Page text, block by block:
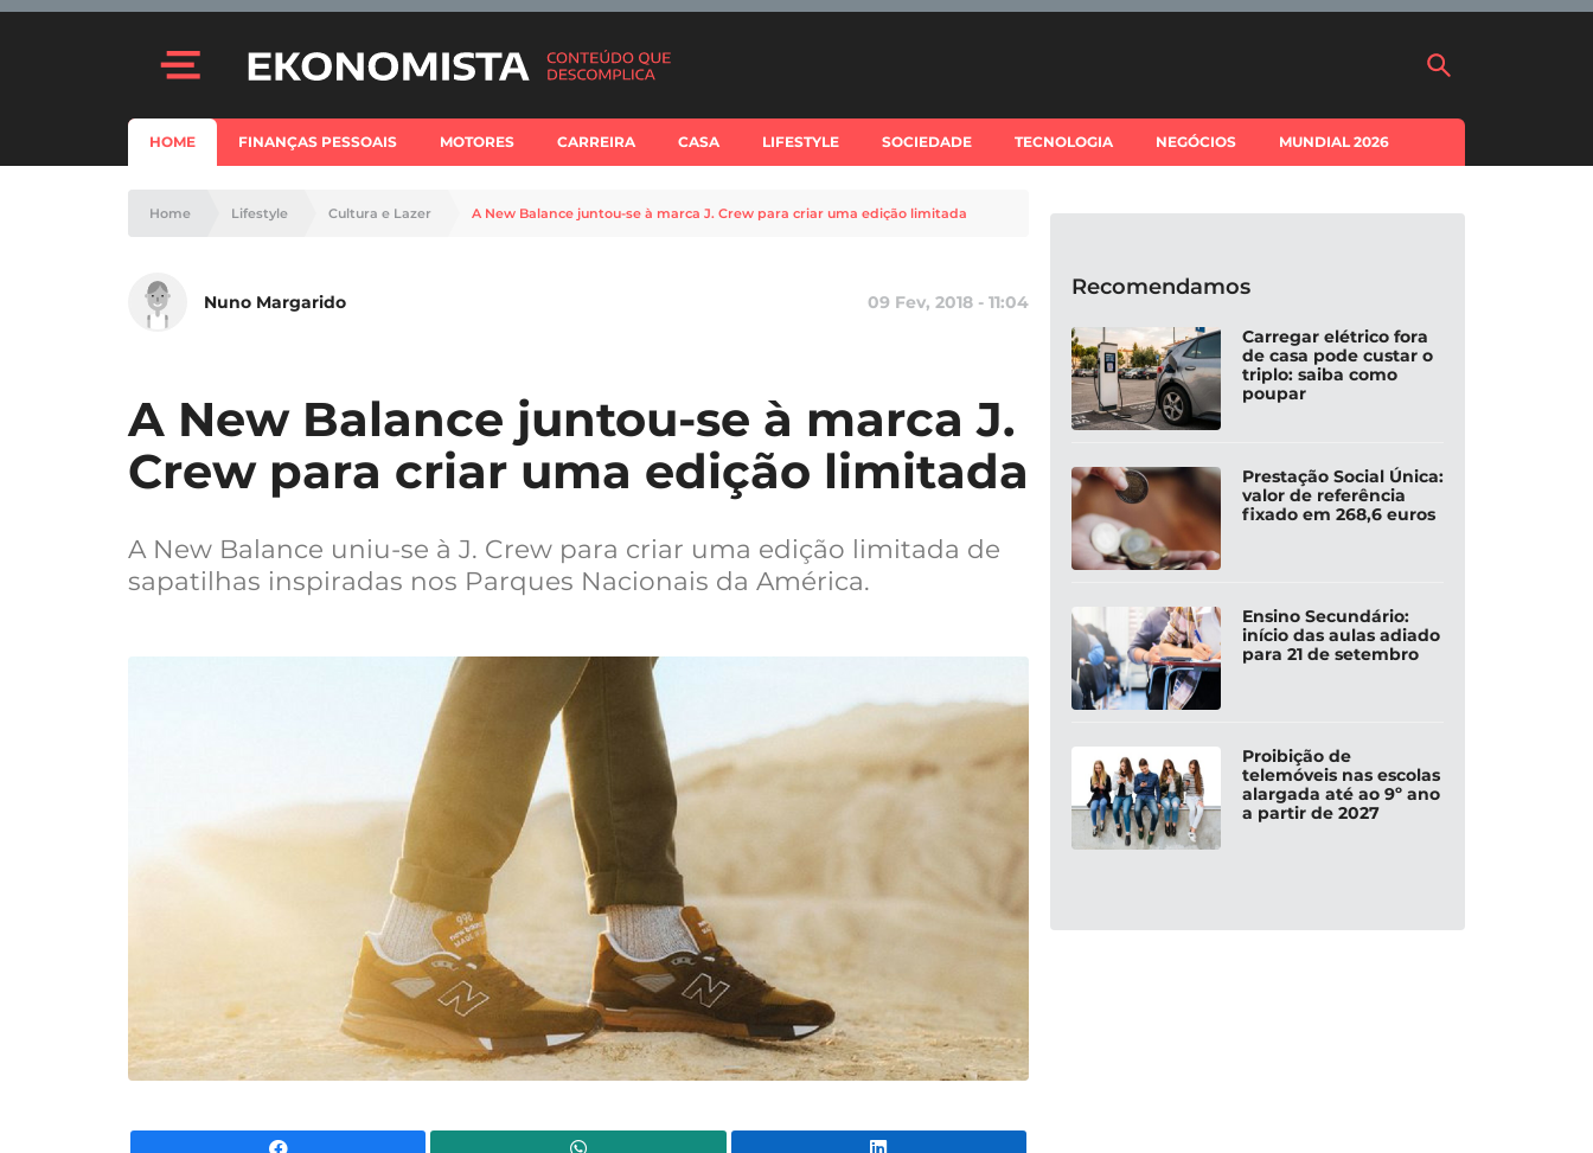
HOME FINANÇAS PESSOAIS MOTORES CARREIRA CASA LIFESTYLE SOCIEDADE TECNOLOGIA NEGÓCIOS MUNDIAL 2026
Home Lifestyle Cultura e Lazer A New Balance juntou-se à marca J. Crew para criar uma edição limitada
Nuno Margarido 09 Fev, 2018 - 11:04
A New Balance juntou-se à marca J.
Crew para criar uma edição limitada
A New Balance uniu-se à J. Crew para criar uma edição limitada de
sapatilhas inspiradas nos Parques Nacionais da América.
Recomendamos
Carregar elétrico fora
de casa pode custar o
triplo: saiba como
poupar
Prestação Social Única:
valor de referência
fixado em 268,6 euros
Ensino Secundário:
início das aulas adiado
para 21 de setembro
Proibição de
telemóveis nas escolas
alargada até ao 9º ano
a partir de 2027